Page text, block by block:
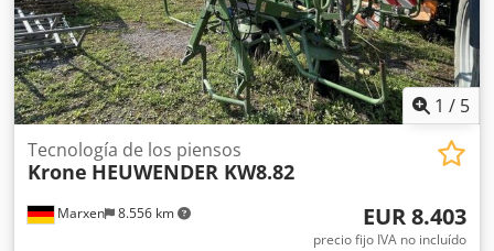
1 / 5
Marxen 8.556 km
Tecnología de los piensos
Krone HEUWENDER KW8.82
EUR 8.403
precio fijo IVA no incluído